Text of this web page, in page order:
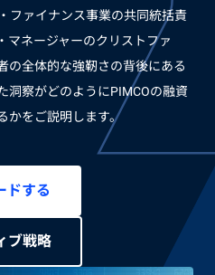
ファイナンス事業の共同統括責
マネージャーのクリストファ
の全体的な強靭さの背後にある
洞察がどのようにPIMCOの融資
かをご説明します。
ドする
ブ戦略